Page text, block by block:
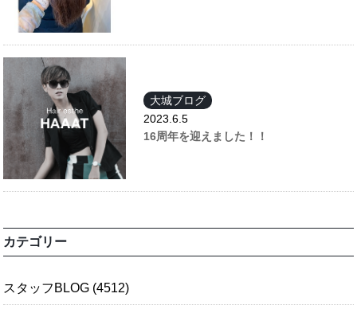
大城ブログ
2023.6.5
16周年を迎えました！！
カテゴリー
スタッフBLOG (4512)